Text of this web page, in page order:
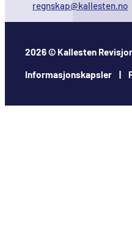
regnskap@kallesten.no
2026 © Kallesten
Informasjonskapsler |